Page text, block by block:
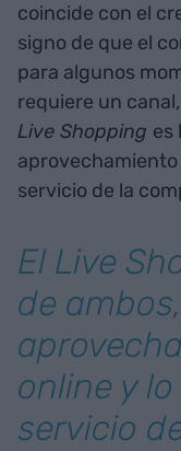
coincide con el
signo de que el
para algunos
requiere un
Live Shopping es
aprovechamiento
servicio de la
El Live
de
online y
servicio